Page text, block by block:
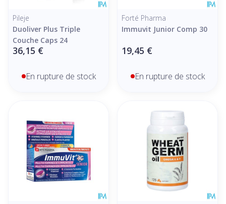
Pileje
Duoliver Plus Triple
Couche Caps 24
36,15 €
En rupture de stock
Forté Pharma
Immuvit Junior Comp 30
19,45 €
En rupture de stock